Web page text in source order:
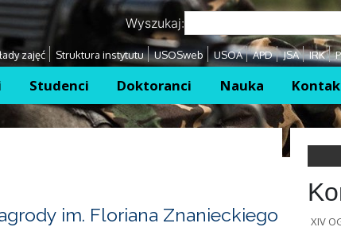
Wyszukaj:
zajęć Struktura instytutu USOSweb USOA APD JSA IRK
Studenci Doktoranci Nauka
im. Floriana Znanieckiego XIV